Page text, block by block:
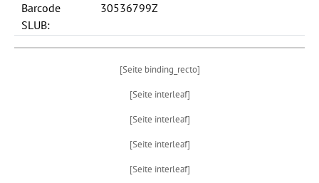
Barcode
SLUB:
30536799Z